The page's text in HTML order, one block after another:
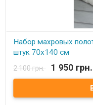
Набор махровых
штук 70х140 см
В наличии
Набор махровых
Размер: 70х140 см - 4 шт
хлопок Плотность: 550 г/
2 100 грн. 1 950 грн.